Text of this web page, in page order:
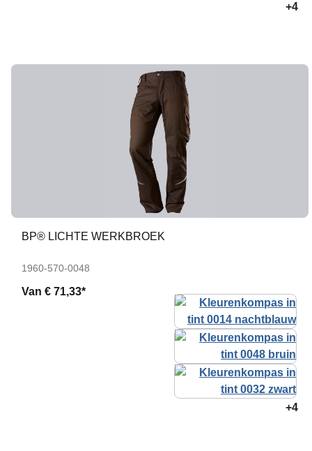
+4
BP® LICHTE WERKBROEK
1960-570-0048
Van € 71,33*
+4